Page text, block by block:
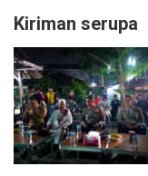
Kiriman serupa